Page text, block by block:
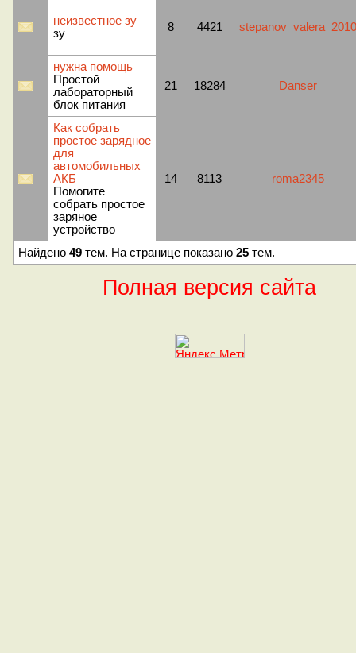
неизвестное зу
зу
8 4421 stepanov_valera_2010
нужна помощь
Простой
лабораторный
блок питания
21 18284 Danser
Как собрать
простое зарядное
для
автомобильных
АКБ
Помогите
собрать простое
заряное
устройство
14 8113 roma2345
Найдено 49 тем. На странице показано 25 тем.
Полная версия сайта